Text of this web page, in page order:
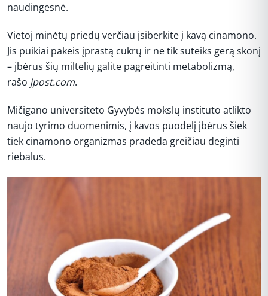
naudingesnė.
Vietoj minėtų priedų verčiau įsiberkite į kavą cinamono.
Jis puikiai pakeis įprastą cukrų ir ne tik suteiks gerą skonį
– įbėrus šių miltelių galite pagreitinti metabolizmą,
rašo jpost.com.
Mičigano universiteto Gyvybės mokslų instituto atlikto
naujo tyrimo duomenimis, į kavos puodelį įbėrus šiek
tiek cinamono organizmas pradeda greičiau deginti
riebalus.